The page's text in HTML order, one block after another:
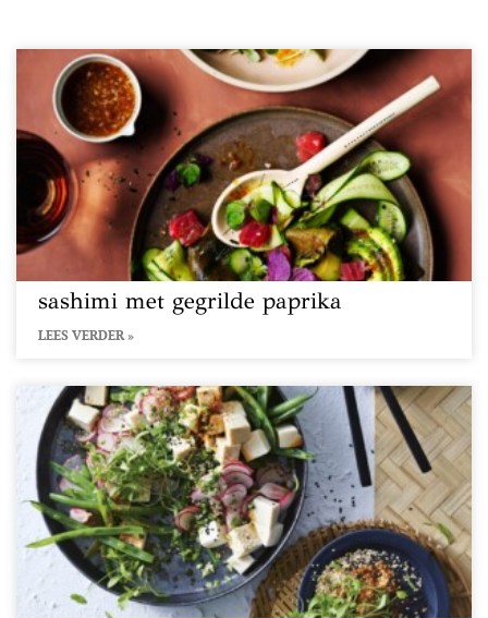
sashimi met gegrilde paprika
LEES VERDER »